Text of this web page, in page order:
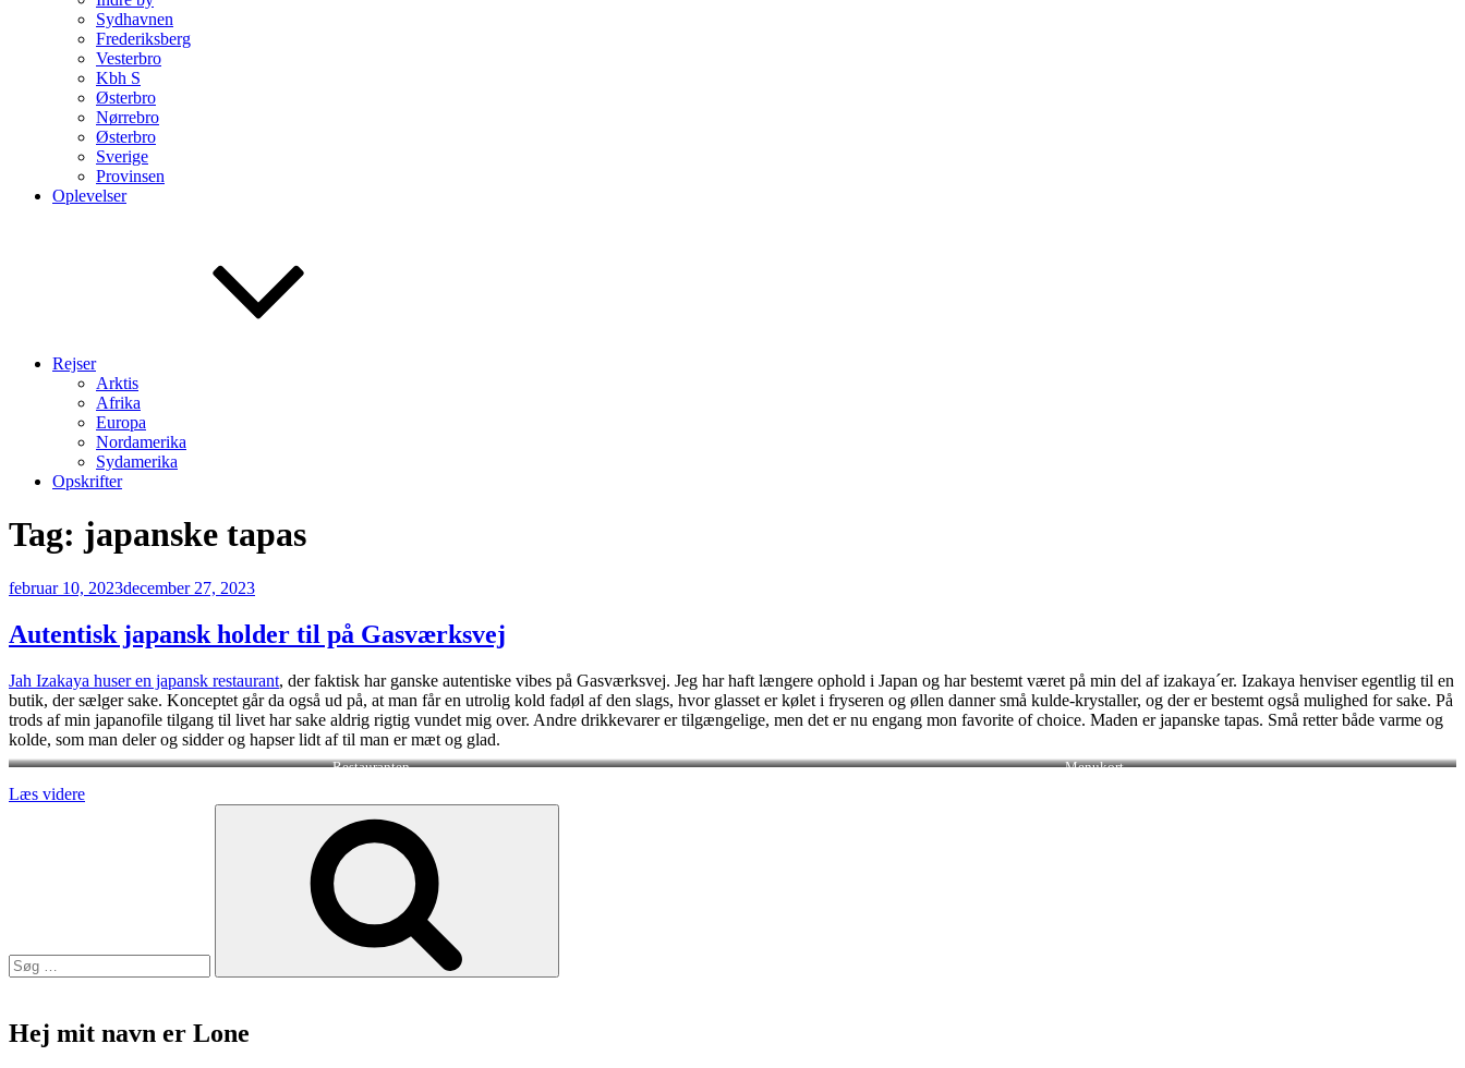
Sydhavnen
Frederiksberg
Vesterbro
Kbh S
Østerbro
Nørrebro
Østerbro
Sverige
Provinsen
Oplevelser
Rejser
Arktis
Afrika
Europa
Nordamerika
Sydamerika
Opskrifter
Tag: japanske tapas
Udgivet
februar 10, 2023december 27, 2023
Autentisk japansk holder til på Gasværksvej
Jah Izakaya huser en japansk restaurant, der faktisk har ganske autentiske vibes på Gasværksvej. Jeg har haft længere ophold i Japan og har bestemt været på min del af izakaya´er. Izakaya henviser egentlig til en
butik, der sælger sake. Konceptet går da også ud på, at man får en utrolig kold fadøl af den slags, hvor glasset er kølet i fryseren og øllen danner små kulde-krystaller, og der er bestemt også mulighed for sake. På
trods af min japanofile tilgang til livet har sake aldrig rigtig vundet mig over. Andre drikkevarer er tilgængelige, men det er nu engang mon favorite of choice. Maden er japanske tapas. Små retter både varme og
kolde, som man deler og sidder og hapser lidt af til man er mæt og glad.
Restauranten Menukort
Læs videre“Autentisk
Hej mit navn er Lone